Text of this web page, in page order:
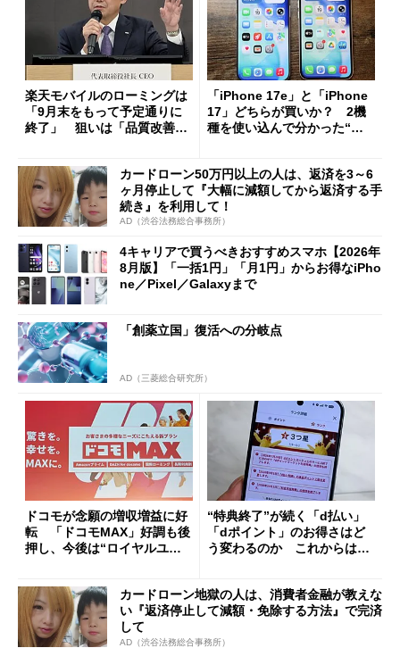
楽天モバイルのローミングは
「9月末をもって予定通りに
終了」 狙いは「品質改善」
も
「iPhone 17e」と「iPhone
17」どちらが買いか？ 2機
種を使い込んで分かった“ス
カードローン50万円以上の人は、返済を3～6
ヶ月停止して『大幅に減額してから返済する手
続き』を利用して！
AD（渋谷法務総合事務所）
4キャリアで買うべきおすすめスマホ【2026年
8月版】「一括1円」「月1円」からお得なiPho
ne／Pixel／Galaxyまで
「創薬立国」復活への分岐点
AD（三菱総合研究所）
ドコモが念願の増収増益に好
転 「ドコモMAX」好調も後
押し、今後は“ロイヤルユー
“特典終了”が続く「d払い」
「dポイント」のお得さはど
う変わるのか これからは
カードローン地獄の人は、消費者金融が教えな
い『返済停止して減額・免除する方法』で完済
して
AD（渋谷法務総合事務所）